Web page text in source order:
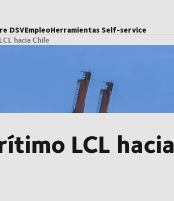
DSVEmpleoHerramientas Self-service
hacia Chile
LCL hacia